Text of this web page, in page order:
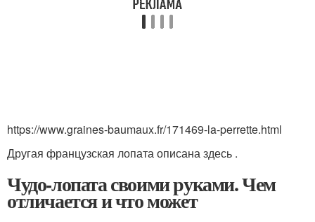
https://www.graines-baumaux.fr/171469-la-perrette.html
Другая французская лопата описана здесь .
Чудо-лопата своими руками. Чем
отличается и что может